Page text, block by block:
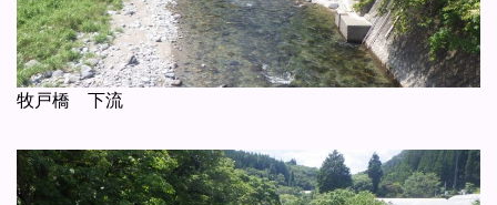
牧戸橋 下流